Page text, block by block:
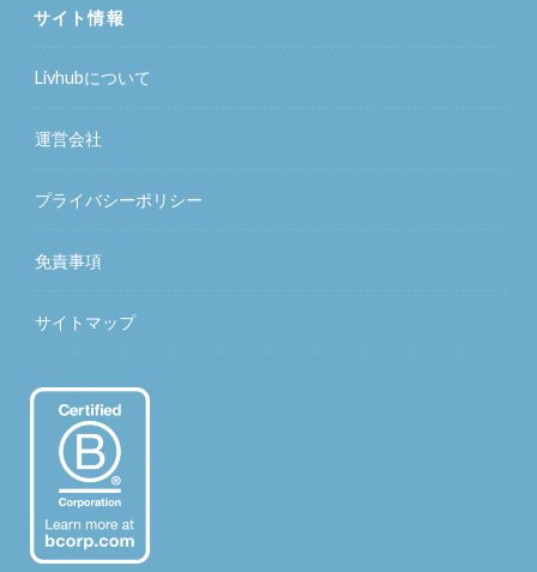
サイト情報
Livhubについて
運営会社
プライバシーポリシー
免責事項
サイトマップ